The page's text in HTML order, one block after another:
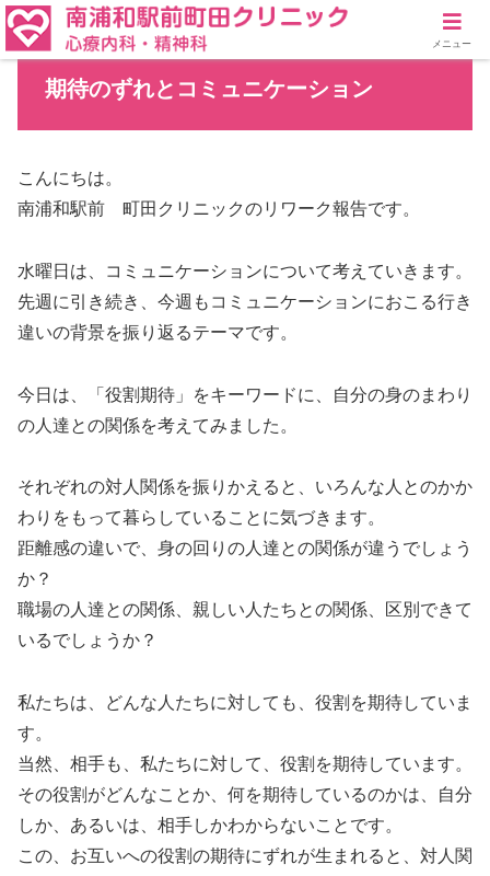
期待のずれとコミュニケーション
こんにちは。
南浦和駅前 町田クリニックのリワーク報告です。
水曜日は、コミュニケーションについて考えていきます。
先週に引き続き、今週もコミュニケーションにおこる行き
違いの背景を振り返るテーマです。
今日は、「役割期待」をキーワードに、自分の身のまわり
の人達との関係を考えてみました。
それぞれの対人関係を振りかえると、いろんな人とのかか
わりをもって暮らしていることに気づきます。
距離感の違いで、身の回りの人達との関係が違うでしょう
か？
職場の人達との関係、親しい人たちとの関係、区別できて
いるでしょうか？
私たちは、どんな人たちに対しても、役割を期待していま
す。
当然、相手も、私たちに対して、役割を期待しています。
その役割がどんなことか、何を期待しているのかは、自分
しか、あるいは、相手しかわからないことです。
この、お互いへの役割の期待にずれが生まれると、対人関
メニュー